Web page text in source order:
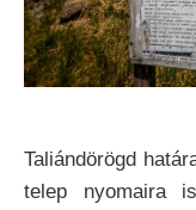
Taliándörögd
telep nyomaira